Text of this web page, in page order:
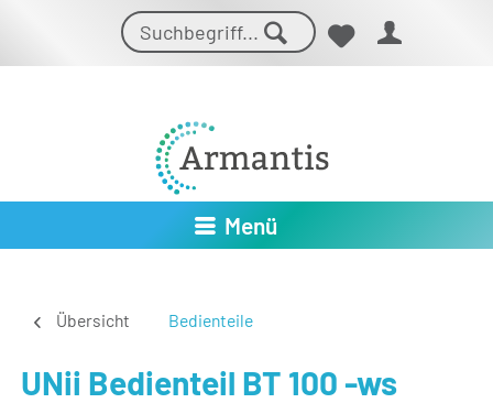
Menü
Übersicht Bedienteile
UNii Bedienteil BT 100 -ws